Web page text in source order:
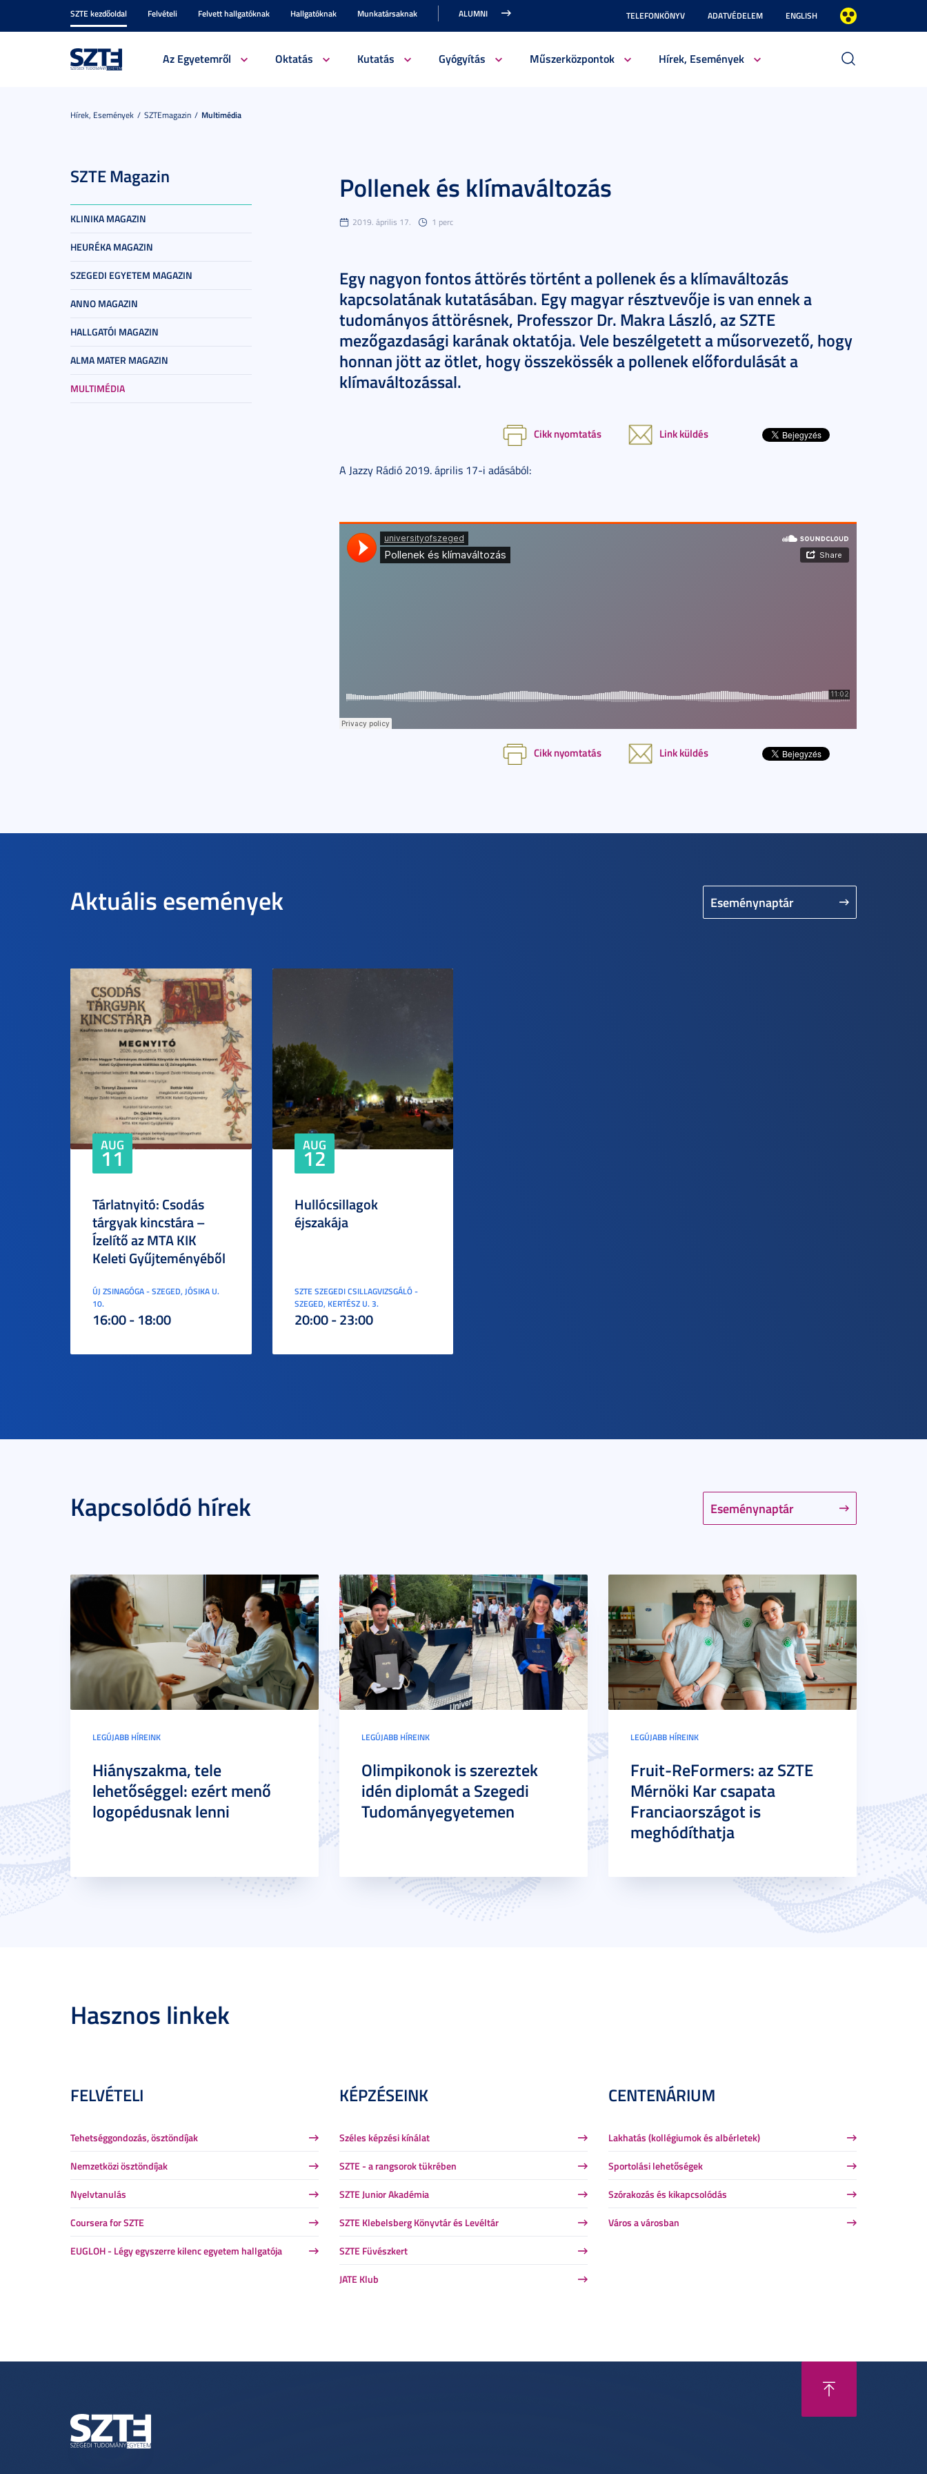
SZTE kezdőoldal Felvételi Felvett hallgatóknak Hallgatóknak Munkatársaknak ALUMNI TELEFONKÖNYV ADATVÉDELEM ENGLISH
Az Egyetemről Oktatás Kutatás Gyógyítás Műszerközpontok Hírek, Események
Hírek, Események SZTEmagazin Multimédia
SZTE Magazin
KLINIKA MAGAZIN
HEURÉKA MAGAZIN
SZEGEDI EGYETEM MAGAZIN
ANNO MAGAZIN
HALLGATÓI MAGAZIN
ALMA MATER MAGAZIN
MULTIMÉDIA
Pollenek és klímaváltozás
2019. április 17. 1 perc
Egy nagyon fontos áttörés történt a pollenek és a klímaváltozás
kapcsolatának kutatásában. Egy magyar résztvevője is van ennek a
tudományos áttörésnek, Professzor Dr. Makra László, az SZTE
mezőgazdasági karának oktatója. Vele beszélgetett a műsorvezető, hogy
honnan jött az ötlet, hogy összekössék a pollenek előfordulását a
klímaváltozással.
Cikk nyomtatás Link küldés
A Jazzy Rádió 2019. április 17-i adásából:
Cikk nyomtatás Link küldés
Aktuális események Eseménynaptár
AUG
11
Tárlatnyitó: Csodás
tárgyak kincstára –
Ízelítő az MTA KIK
Keleti Gyűjteményéből
ÚJ ZSINAGÓGA - SZEGED, JÓSIKA U.
10.
16:00 - 18:00
AUG
12
Hullócsillagok
éjszakája
SZTE SZEGEDI CSILLAGVIZSGÁLÓ -
SZEGED, KERTÉSZ U. 3.
20:00 - 23:00
Kapcsolódó hírek Eseménynaptár
LEGÚJABB HÍREINK
Hiányszakma, tele
lehetőséggel: ezért menő
logopédusnak lenni
LEGÚJABB HÍREINK
Olimpikonok is szereztek
idén diplomát a Szegedi
Tudományegyetemen
LEGÚJABB HÍREINK
Fruit-ReFormers: az SZTE
Mérnöki Kar csapata
Franciaországot is
meghódíthatja
Hasznos linkek
FELVÉTELI
Tehetséggondozás, ösztöndíjak
Nemzetközi ösztöndíjak
Nyelvtanulás
Coursera for SZTE
EUGLOH - Légy egyszerre kilenc egyetem hallgatója
KÉPZÉSEINK
Széles képzési kínálat
SZTE - a rangsorok tükrében
SZTE Junior Akadémia
SZTE Klebelsberg Könyvtár és Levéltár
SZTE Füvészkert
JATE Klub
CENTENÁRIUM
Lakhatás (kollégiumok és albérletek)
Sportolási lehetőségek
Szórakozás és kikapcsolódás
Város a városban